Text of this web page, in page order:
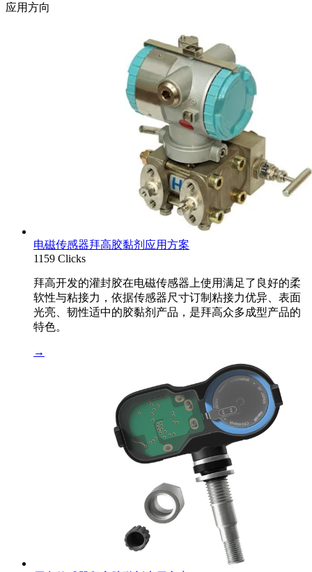
应用方向
电磁传感器拜高胶黏剂应用方案
1159 Clicks
拜高开发的灌封胶在电磁传感器上使用满足了良好的柔
软性与粘接力，依据传感器尺寸订制粘接力优异、表面
光亮、韧性适中的胶黏剂产品，是拜高众多成型产品的
特色。
→